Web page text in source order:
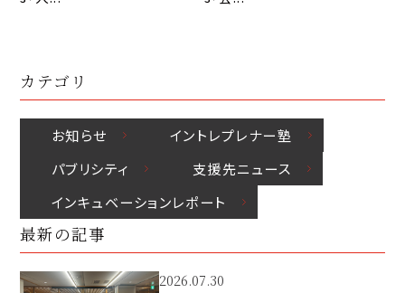
カテゴリ
お知らせ
イントレプレナー塾
パブリシティ
⽀援先ニュース
インキュベーションレポート
最新の記事
2026.07.30